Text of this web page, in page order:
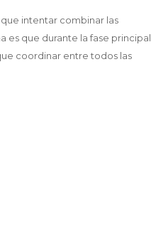
intentar combinar las
es que durante la fase principal
coordinar entre todos las